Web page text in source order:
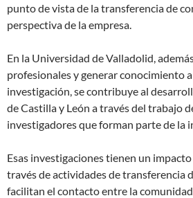
punto de vista de la transferencia de
perspectiva de la empresa.
En la Universidad de Valladolid,
profesionales y generar conocimiento
investigación, se contribuye al
de Castilla y León a través del trabajo
investigadores que forman parte de la
Esas investigaciones tienen un
través de actividades de transferencia
facilitan el contacto entre la